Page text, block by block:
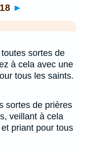
►
sortes de
à cela avec une
tous les saints.
sortes de prières
veillant à cela
priant pour tous